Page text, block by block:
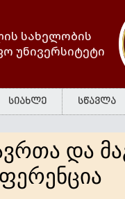
სახელობის
უნივერსიტეტი
სიახლე სწავლა
და